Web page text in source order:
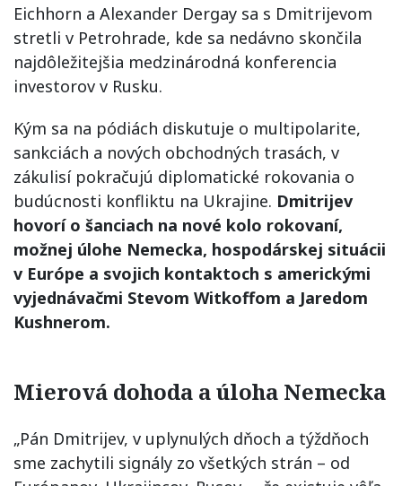
Eichhorn a Alexander Dergay sa s Dmitrijevom
stretli v Petrohrade, kde sa nedávno skončila
najdôležitejšia medzinárodná konferencia
investorov v Rusku.
Kým sa na pódiách diskutuje o multipolarite,
sankciách a nových obchodných trasách, v
zákulisí pokračujú diplomatické rokovania o
budúcnosti konfliktu na Ukrajine. Dmitrijev
hovorí o šanciach na nové kolo rokovaní,
možnej úlohe Nemecka, hospodárskej situácii
v Európe a svojich kontaktoch s americkými
vyjednávačmi Stevom Witkoffom a Jaredom
Kushnerom.
Mierová dohoda a úloha Nemecka
„Pán Dmitrijev, v uplynulých dňoch a týždňoch
sme zachytili signály zo všetkých strán – od